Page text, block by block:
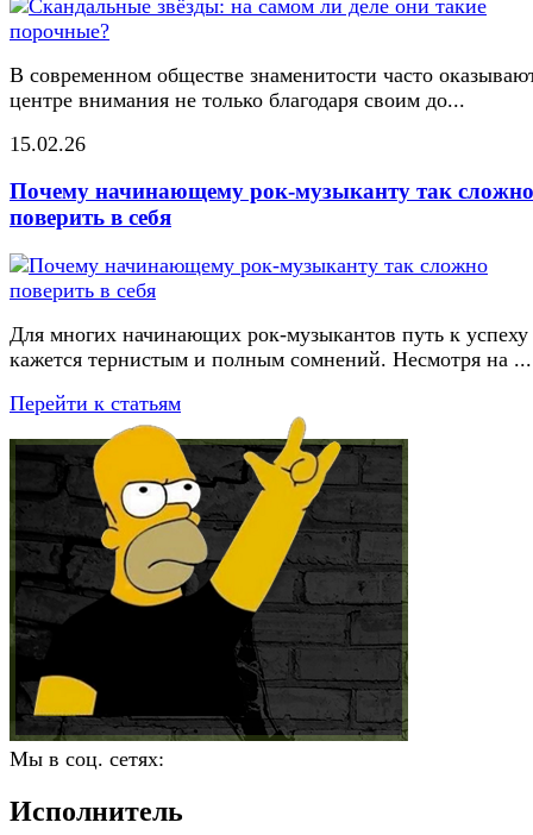
В современном обществе знаменитости часто
центре внимания не только благодаря своим до...
15.02.26
Почему начинающему рок-музыканту так сложно
поверить в себя
Для многих начинающих рок-музыкантов путь к успеху
кажется тернистым и полным сомнений. Несмотря на ...
Перейти к статьям
Мы в соц. сетях:
Исполнитель